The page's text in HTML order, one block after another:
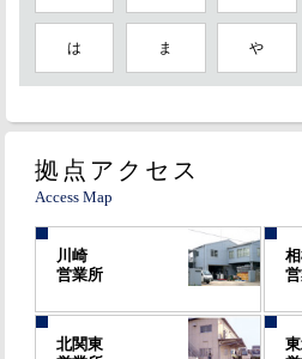
は ま や
拠点アクセス
Access Map
川崎
営業所
北関東